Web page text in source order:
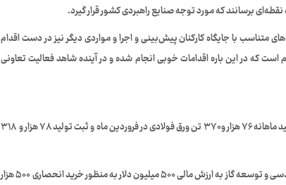
برسانند که مورد توجه صنایع راهبردی کشور قرار گیرد.
نیروی انسانی برنامه‌های متناسب با جایگاه کارکنان پیش‌بینی و اجرا و مواردی دیگر نیز در دست اقدام
که در این باره اقدامات خوبی انجام شده و در آینده شاهد فعالیت تعاونی
محمدی از ثبت ۲ رکورد تولید در ۲ ماه متوالی خبرداد و گفت: ثبت رکورد تولید ماهانه ۷۶ هزار و ۳۷۰ تن ورق فولادی در فروردین ماه و ثبت تولید ۷۸ هزار و ۳۱۸
وی ادامه داد: همچنین انعقاد قرارداد فولاد اکسین خوزستان و شرکت مهندسی و توسعه گاز به ارزش مالی ۵۰۰ میلیون دلار به منظور خرید انحصاری ۵۰۰ هزار